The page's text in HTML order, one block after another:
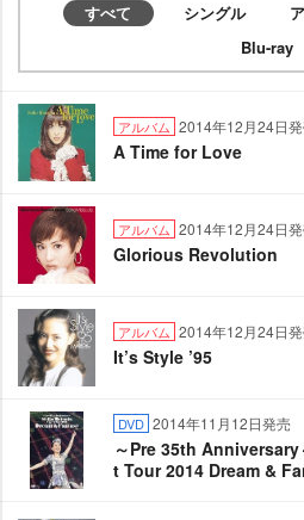
すべて シングル
Blu-ray
アルバム 2014年12月24日
A Time for Love
アルバム 2014年12月24日
Glorious Revolution
アルバム 2014年12月24日
It’s Style ’95
DVD 2014年11月12日発売
～Pre 35th
t Tour 2014 Dream &